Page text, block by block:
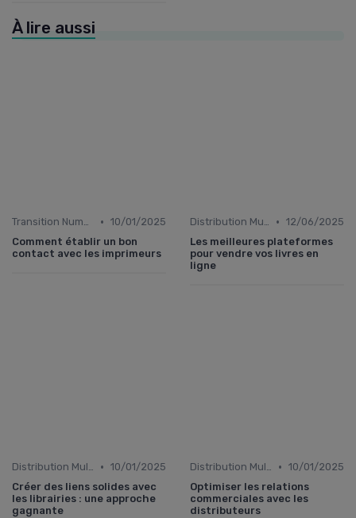
À lire aussi
Transition Numérique • 10/01/2025
Comment établir un bon
contact avec les imprimeurs
Distribution Multiplateformes • 12/06/2025
Les meilleures plateformes
pour vendre vos livres en
ligne
Distribution Multiplateformes • 10/01/2025
Créer des liens solides avec
les librairies : une approche
gagnante
Distribution Multiplateformes • 10/01/2025
Optimiser les relations
commerciales avec les
distributeurs